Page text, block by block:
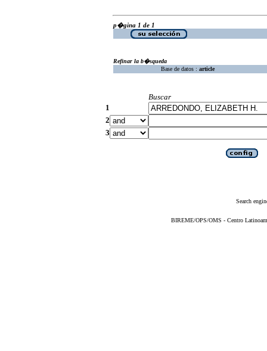
p�gina 1 de 1
Refinar la b�squeda
Base de datos : article
Buscar
1
2
3
Search
BIREME/OPS/OMS - Centro